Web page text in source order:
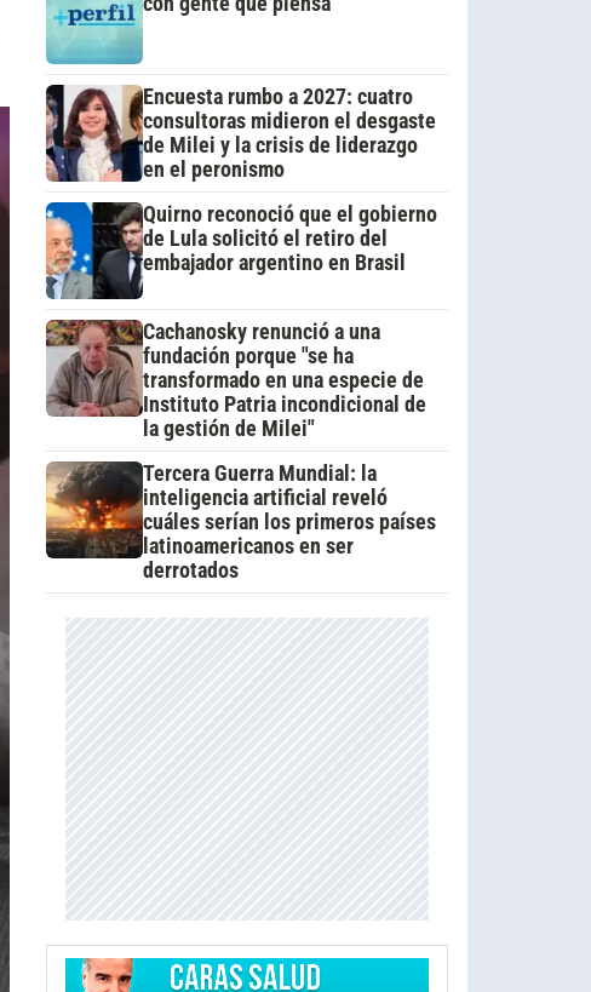
Encuesta rumbo a 2027: cuatro
consultoras midieron el desgaste
de Milei y la crisis de liderazgo
en el peronismo
Quirno reconoció que el gobierno
de Lula solicitó el retiro del
embajador argentino en Brasil
Cachanosky renunció a una
fundación porque "se ha
transformado en una especie de
Instituto Patria incondicional de
la gestión de Milei"
Tercera Guerra Mundial: la
inteligencia artificial reveló
cuáles serían los primeros países
latinoamericanos en ser
derrotados